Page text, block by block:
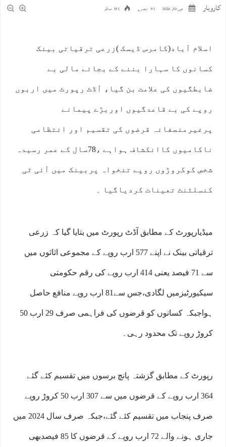
کاروبار جون 30, 2026 91 تبصرے 191 مناظر
اسلام آباد(کامرس ڈیسک )زرعی ترقیاتی بینک
کسانوں کا سہارا بننے کے بجائے مالی بے
ضابطگیوں کی علامت بن گیا، آڈٹ رپورٹ میں اربوں
روپے کی بے قاعدگیوں اوربڑے پیمانے
پرغیرمنصفانہ قرضوں کی تقسیم اور انتظامی
ناکامیوں کاانکشاف ہواہے ،78سال کے عمر رسیدہ
شخص کوکروڑوں روپے تنخواہ پربینک میں آئی ٹی
کنسلٹنٹ تعینات کردیاگیا ۔
میڈیارپورٹ کے مطابق آڈٹ رپورٹ میں بتایا گیا کہ زرعی
ترقیاتی بینک نے اپنے 577 ارب روپے کے مجموعی اثاثوں میں
سے 71 فیصد یعنی 414 ارب روپے کی رقم حکومتی
سیکیورٹیزمیں لگادی،جس سے81 ارب روپے منافع حاصل
ہواجبکہ کسانوں کو قرضوں کی فراہمی صرف 29 ارب 50
کروڑ روپے تک محدود رہی۔
رپورٹ کے مطابق گزشتہ پانچ برسوں میں تقسیم کئے گئے
364 ارب روپے کے قرضوں میں سے 307 ارب 50 کروڑ روپے
صرف پنجاب میں تقسیم کئے گئے،جبکہ صرف سال 2024 میں
جاری ہونے والے 72 ارب روپے کے قرضوں کا 85 فیصدبھی